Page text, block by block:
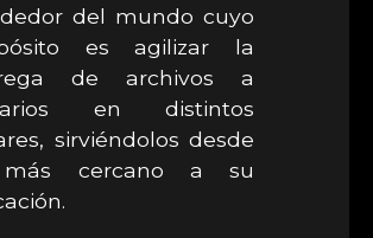
del mundo cuyo
es agilizar la
de archivos a
en distintos
sirviéndolos desde
cercano a su